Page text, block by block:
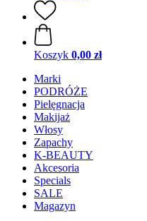
Koszyk 0,00 zł
Marki
PODRÓŻE
Pielęgnacja
Makijaż
Włosy
Zapachy
K-BEAUTY
Akcesoria
Specials
SALE
Magazyn